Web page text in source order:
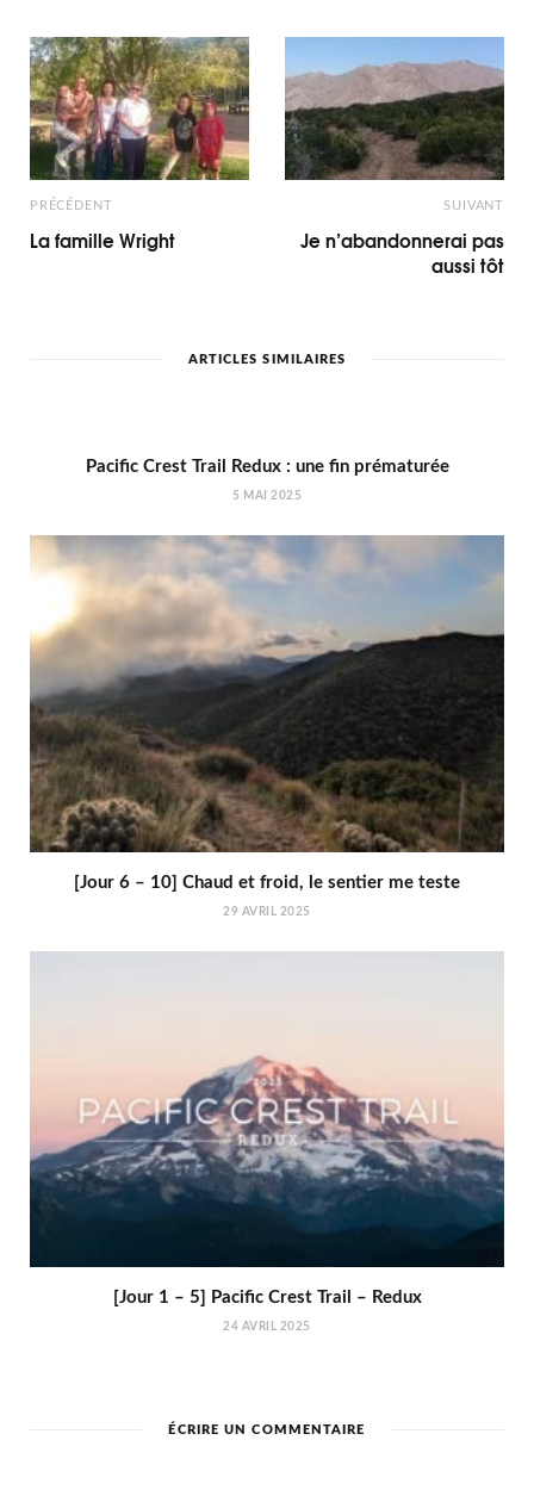
PRÉCÉDENT
La famille Wright
SUIVANT
Je n’abandonnerai pas
aussi tôt
ARTICLES SIMILAIRES
Pacific Crest Trail Redux : une fin prématurée
5 MAI 2025
[Jour 6 – 10] Chaud et froid, le sentier me teste
29 AVRIL 2025
[Jour 1 – 5] Pacific Crest Trail – Redux
24 AVRIL 2025
ÉCRIRE UN COMMENTAIRE